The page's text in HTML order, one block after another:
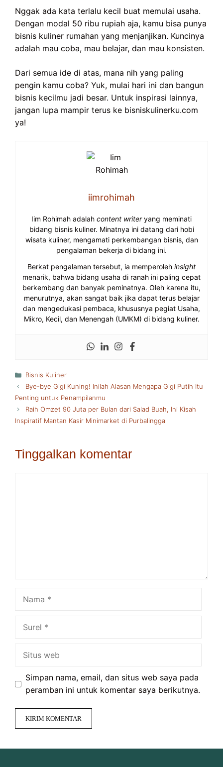
Nggak ada kata terlalu kecil buat memulai usaha.
Dengan modal 50 ribu rupiah aja, kamu bisa punya
bisnis kuliner rumahan yang menjanjikan. Kuncinya
adalah mau coba, mau belajar, dan mau konsisten.
Dari semua ide di atas, mana nih yang paling
pengin kamu coba? Yuk, mulai hari ini dan bangun
bisnis kecilmu jadi besar. Untuk inspirasi lainnya,
jangan lupa mampir terus ke bisniskulinerku.com
ya!
iimrohimah
Iim Rohimah adalah content writeryang meminati
bidang bisnis kuliner. Minatnya ini datang dari hobi
wisata kuliner, mengamati perkembangan bisnis, dan
pengalaman bekerja di bidang ini.
Berkat pengalaman tersebut, ia memperoleh insight
menarik, bahwa bidang usaha di ranah ini paling cepat
berkembang dan banyak peminatnya. Oleh karena itu,
menurutnya, akan sangat baik jika dapat terus belajar
dan mengedukasi pembaca, khususnya pegiat Usaha,
Mikro, Kecil, dan Menengah (UMKM) di bidang kuliner.
Kategori
Bisnis Kuliner
Bye-bye Gigi Kuning! Inilah Alasan Mengapa Gigi Putih Itu
Penting untuk Penampilanmu
Raih Omzet 90 Juta per Bulan dari Salad Buah, Ini Kisah
Inspiratif Mantan Kasir Minimarket di Purbalingga
Tinggalkan komentar
Simpan nama, email, dan situs web saya pada
peramban ini untuk komentar saya berikutnya.